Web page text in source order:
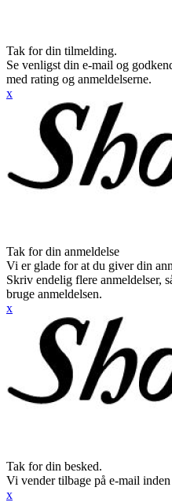
Tak for din tilmelding.
Se venligst din e-mail og
med rating og anmeldelserne.
x
Tak for din anmeldelse
Vi er glade for at du giver din
Skriv endelig flere anmeldelser,
bruge anmeldelsen.
x
Tak for din besked.
Vi vender tilbage på e-mail inden
x